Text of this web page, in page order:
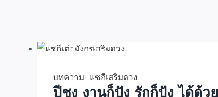
บทความ | แซกีเสริมดวง
ปีชง งานก็ปัง รักก็ปัง ได้ด้ว